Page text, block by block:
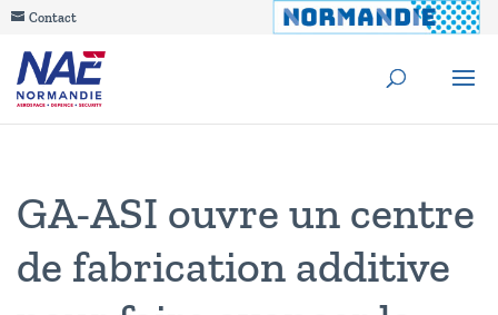
Contact
GA-ASI ouvre un centre
de fabrication additive